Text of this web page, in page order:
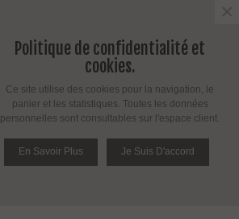
MENU
Politique de confidentialité et
cookies.
Ce site utilise des cookies pour la navigation, le
panier et les statistiques. Toutes les données
personnelles sont consultables sur l'espace client.
En Savoir Plus Je Suis D'accord